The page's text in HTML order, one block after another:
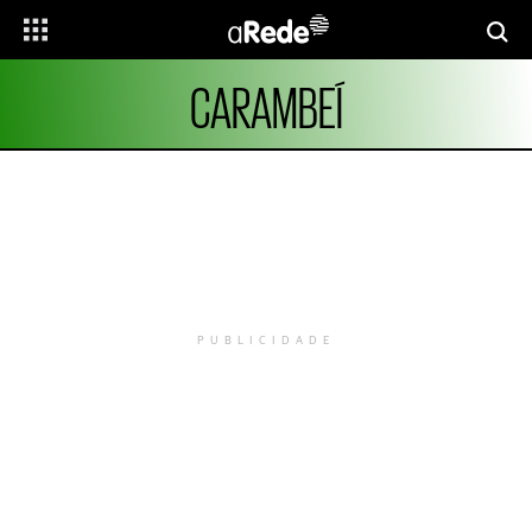
CARAMBEÍ
PUBLICIDADE